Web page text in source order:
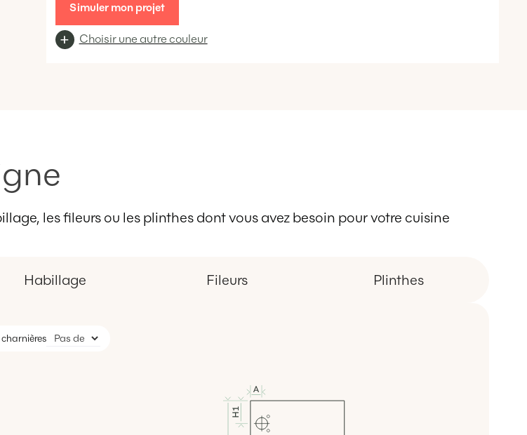
Simuler mon projet
Choisir une autre couleur
les fileurs ou les plinthes dont vous avez besoin pour votre cuisine
Habillage Fileurs Plinthes